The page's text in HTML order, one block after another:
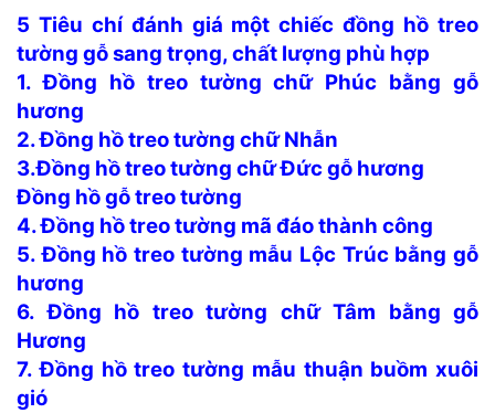
5 Tiêu chí đánh giá một chiếc đồng hồ treo
tường gỗ sang trọng, chất lượng phù hợp
1. Đồng hồ treo tường chữ Phúc bằng gỗ
hương
2. Đồng hồ treo tường chữ Nhẫn
3.Đồng hồ treo tường chữ Đức gỗ hương
Đồng hồ gỗ treo tường
4. Đồng hồ treo tường mã đáo thành công
5. Đồng hồ treo tường mẫu Lộc Trúc bằng gỗ
hương
6. Đồng hồ treo tường chữ Tâm bằng gỗ
Hương
7. Đồng hồ treo tường mẫu thuận buồm xuôi
gió